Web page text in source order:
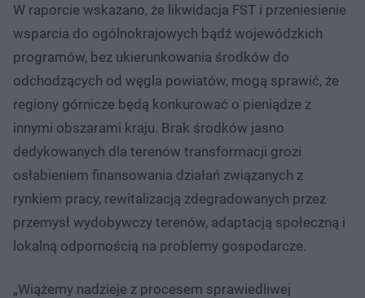
W raporcie wskazano, że likwidacja FST i przeniesienie
wsparcia do ogólnokrajowych bądź wojewódzkich
programów, bez ukierunkowania środków do
odchodzących od węgla powiatów, mogą sprawić, że
regiony górnicze będą konkurować o pieniądze z
innymi obszarami kraju. Brak środków jasno
dedykowanych dla terenów transformacji grozi
osłabieniem finansowania działań związanych z
rynkiem pracy, rewitalizacją zdegradowanych przez
przemysł wydobywczy terenów, adaptacją społeczną i
lokalną odpornością na problemy gospodarcze.
„Wiążemy nadzieje z procesem sprawiedliwej